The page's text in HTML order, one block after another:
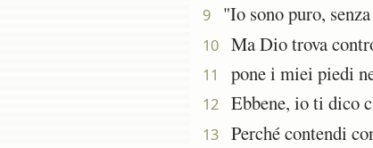
9 "Io sono puro,
10 Ma Dio trova
11 pone i miei piedi
12 Ebbene, io ti dico
13 Perché contendi